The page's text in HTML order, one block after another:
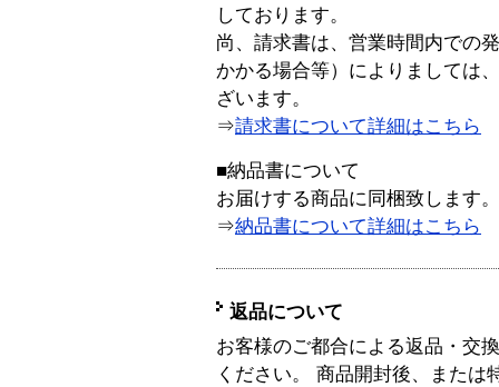
しております。
尚、請求書は、営業時間内での
かかる場合等）によりましては
ざいます。
⇒請求書について詳細はこちら
■納品書について
お届けする商品に同梱致します。
⇒納品書について詳細はこちら
返品について
お客様のご都合による返品・交
ください。 商品開封後、または